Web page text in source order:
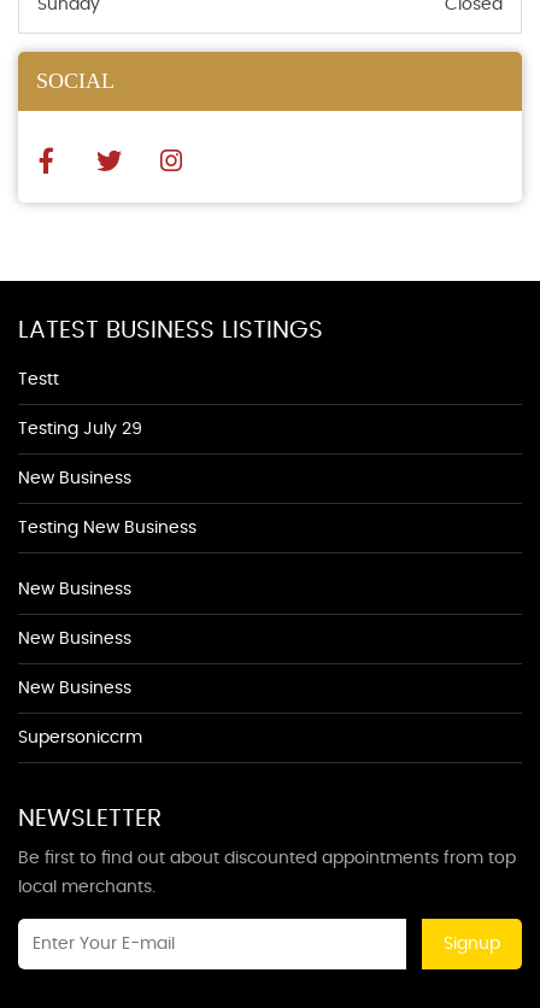
Sunday Closed
SOCIAL
LATEST BUSINESS LISTINGS
Testt
Testing July 29
New Business
Testing New Business
New Business
New Business
New Business
Supersoniccrm
NEWSLETTER
Be first to find out about discounted appointments from top
local merchants.
Signup